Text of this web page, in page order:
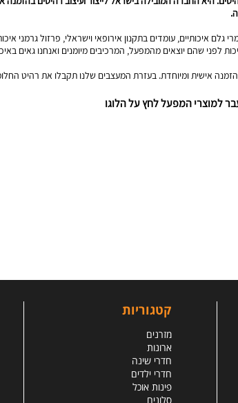
גלם איכותיים, עומדים בתקנון אירופאי וישראלי, פרזול גרמני
לפני שהם יוצאים מהמפעל, המרכיבים מיומנים ואנחנו גאים
אישית ומיוחדת. בעזרת המעצבים שלנו תקבלו את רהיט
למוצרי המפעל לחץ על הלוגו
קטגוריות
מזרנים
ארונות
חדרי שינה
חדרי ילדים
פינות אוכל
סלונים